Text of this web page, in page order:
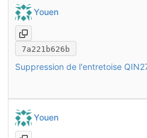
Youen
7a221b626b
Youen